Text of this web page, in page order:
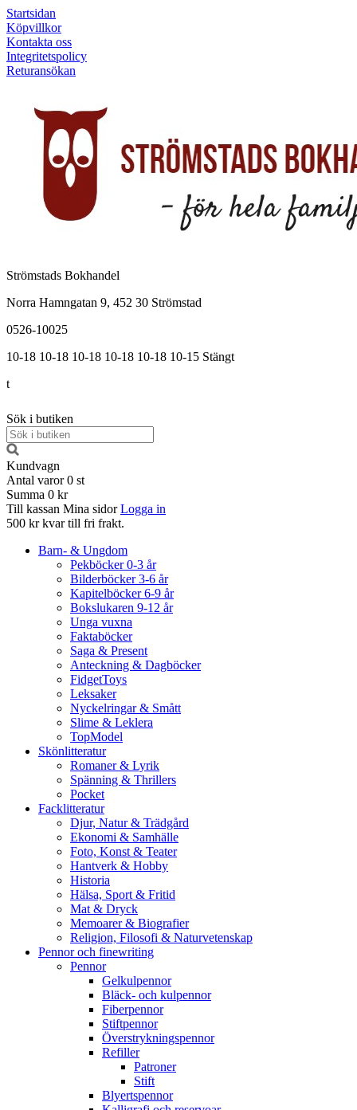
Startsidan
Köpvillkor
Kontakta oss
Integritetspolicy
Returansökan
Strömstads Bokhandel
Norra Hamngatan 9, 452 30 Strömstad
0526-10025
10-18 10-18 10-18 10-18 10-18 10-15 Stängt
t
Sök i butiken
Kundvagn
Antal varor 0 st
Summa 0 kr
Till kassan Mina sidor Logga in
500 kr kvar till fri frakt.
Barn- & Ungdom
Pekböcker 0-3 år
Bilderböcker 3-6 år
Kapitelböcker 6-9 år
Bokslukaren 9-12 år
Unga vuxna
Faktaböcker
Saga & Present
Anteckning & Dagböcker
FidgetToys
Leksaker
Nyckelringar & Smått
Slime & Leklera
TopModel
Skönlitteratur
Romaner & Lyrik
Spänning & Thrillers
Pocket
Facklitteratur
Djur, Natur & Trädgård
Ekonomi & Samhälle
Foto, Konst & Teater
Hantverk & Hobby
Historia
Hälsa, Sport & Fritid
Mat & Dryck
Memoarer & Biografier
Religion, Filosofi & Naturvetenskap
Pennor och finewriting
Pennor
Gelkulpennor
Bläck- och kulpennor
Fiberpennor
Stiftpennor
Överstrykningspennor
Refiller
Patroner
Stift
Blyertspennor